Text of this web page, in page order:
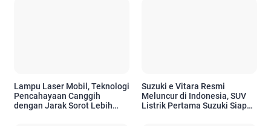
Lampu Laser Mobil, Teknologi
Pencahayaan Canggih
dengan Jarak Sorot Lebih
Suzuki e Vitara Resmi
Meluncur di Indonesia, SUV
Listrik Pertama Suzuki Siap